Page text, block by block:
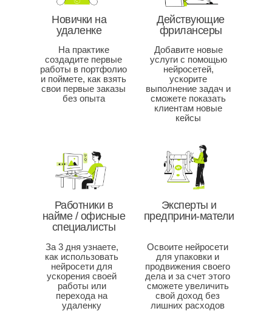
На практике
создадите первые
работы в портфолио
и поймете, как взять
свои первые заказы
без опыта
Добавите новые
услуги с помощью
нейросетей,
ускорите
выполнение задач и
сможете показать
клиентам новые
кейсы
За 3 дня узнаете,
как использовать
нейросети для
ускорения своей
работы или
перехода на
удаленку
Освоите нейросети
для упаковки и
продвижения своего
дела и за счет этого
сможете увеличить
свой доход без
лишних расходов
Новички на
удаленке
Действующие
фрилансеры
Работники в
найме / офисные
специалисты
Эксперты и
предприни-матели